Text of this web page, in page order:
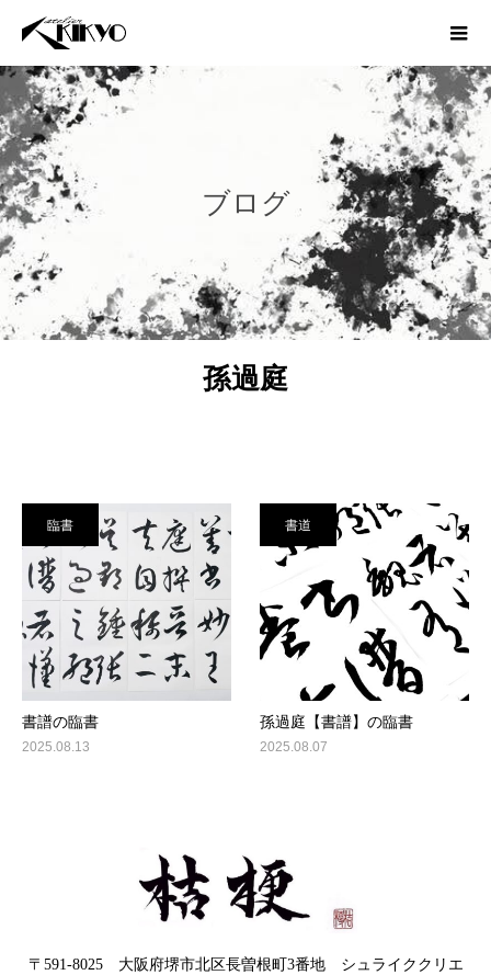
ブログ
孫過庭
臨書
書譜の臨書
2025.08.13
書道
孫過庭【書譜】の臨書
2025.08.07
〒591-8025 大阪府堺市北区長曽根町3番地 シュライククリエ